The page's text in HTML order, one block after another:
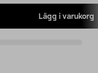
Lägg i varukorg